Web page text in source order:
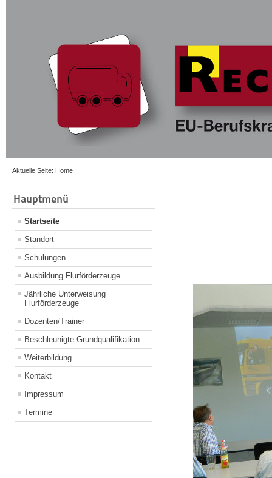
Aktuelle Seite: Home
Hauptmenü
Startseite
Standort
Schulungen
Ausbildung Flurförderzeuge
Jährliche Unterweisung
Flurförderzeuge
Dozenten/Trainer
Beschleunigte Grundqualifikation
Weiterbildung
Kontakt
Impressum
Termine